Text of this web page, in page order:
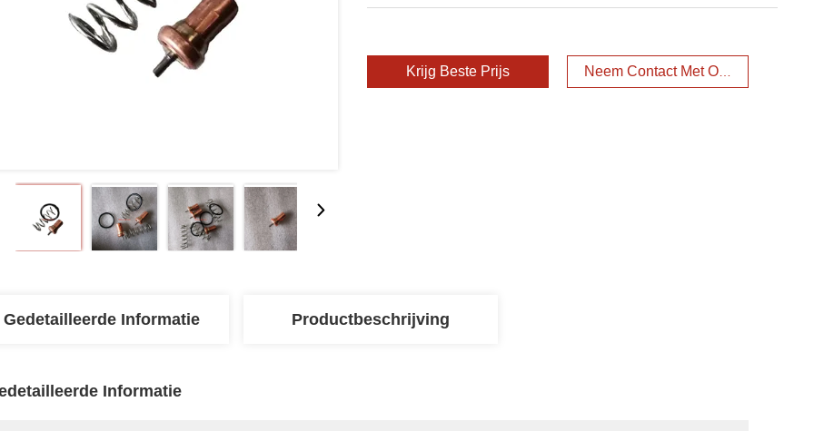
Krijg Beste Prijs Neem Contact Met Ons Op
Gedetailleerde Informatie Productbeschrijving
Informatie